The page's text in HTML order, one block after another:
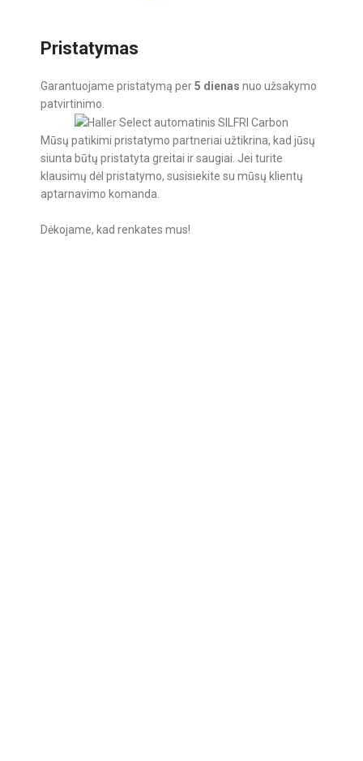
Pristatymas
Garantuojame pristatymą per5 dienas nuo užsakymo
patvirtinimo.
Mūsų patikimi pristatymo partneriai užtikrina, kad jūsų
siunta būtų pristatyta greitai ir saugiai. Jei turite
klausimų dėl pristatymo, susisiekite su mūsų klientų
aptarnavimo komanda.
Dėkojame, kad renkates mus!